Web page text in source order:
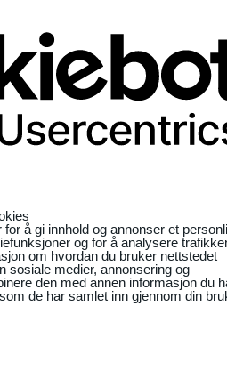
å gi innhold og annonser et
og for å analysere
om hvordan du bruker nettstedet
sosiale medier, annonsering og
den med annen informasjon du
de har samlet inn gjennom din